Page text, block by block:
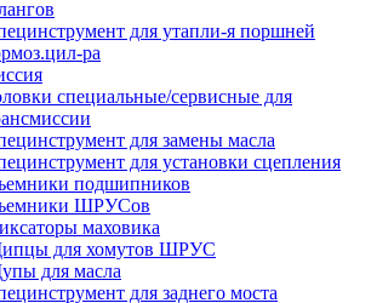
для утапли-я поршней
ра
специальные/сервисные для
для замены масла
для установки сцепления
подшипников
ШРУСов
маховика
для хомутов ШРУС
для масла
для заднего моста